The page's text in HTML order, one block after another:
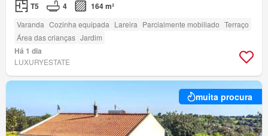
T5 4 164 m²
Varanda Cozinha equipada Lareira Parcialmente mobiliado Terraço
Área das crianças Jardim
Há 1 dia
LUXURYESTATE
muita procura